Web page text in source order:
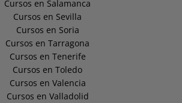
Cursos en Salamanca
Cursos en Sevilla
Cursos en Soria
Cursos en Tarragona
Cursos en Tenerife
Cursos en Toledo
Cursos en Valencia
Cursos en Valladolid